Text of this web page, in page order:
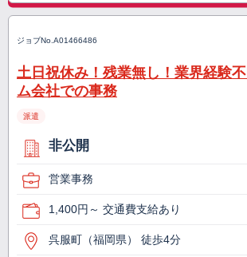
ジョブNo. A01466486
土日祝休み！残業無し！業界経験
ム会社での事務
派遣
非公開
営業事務
1,400円～ 交通費支給あり
呉服町（福岡県） 徒歩4分